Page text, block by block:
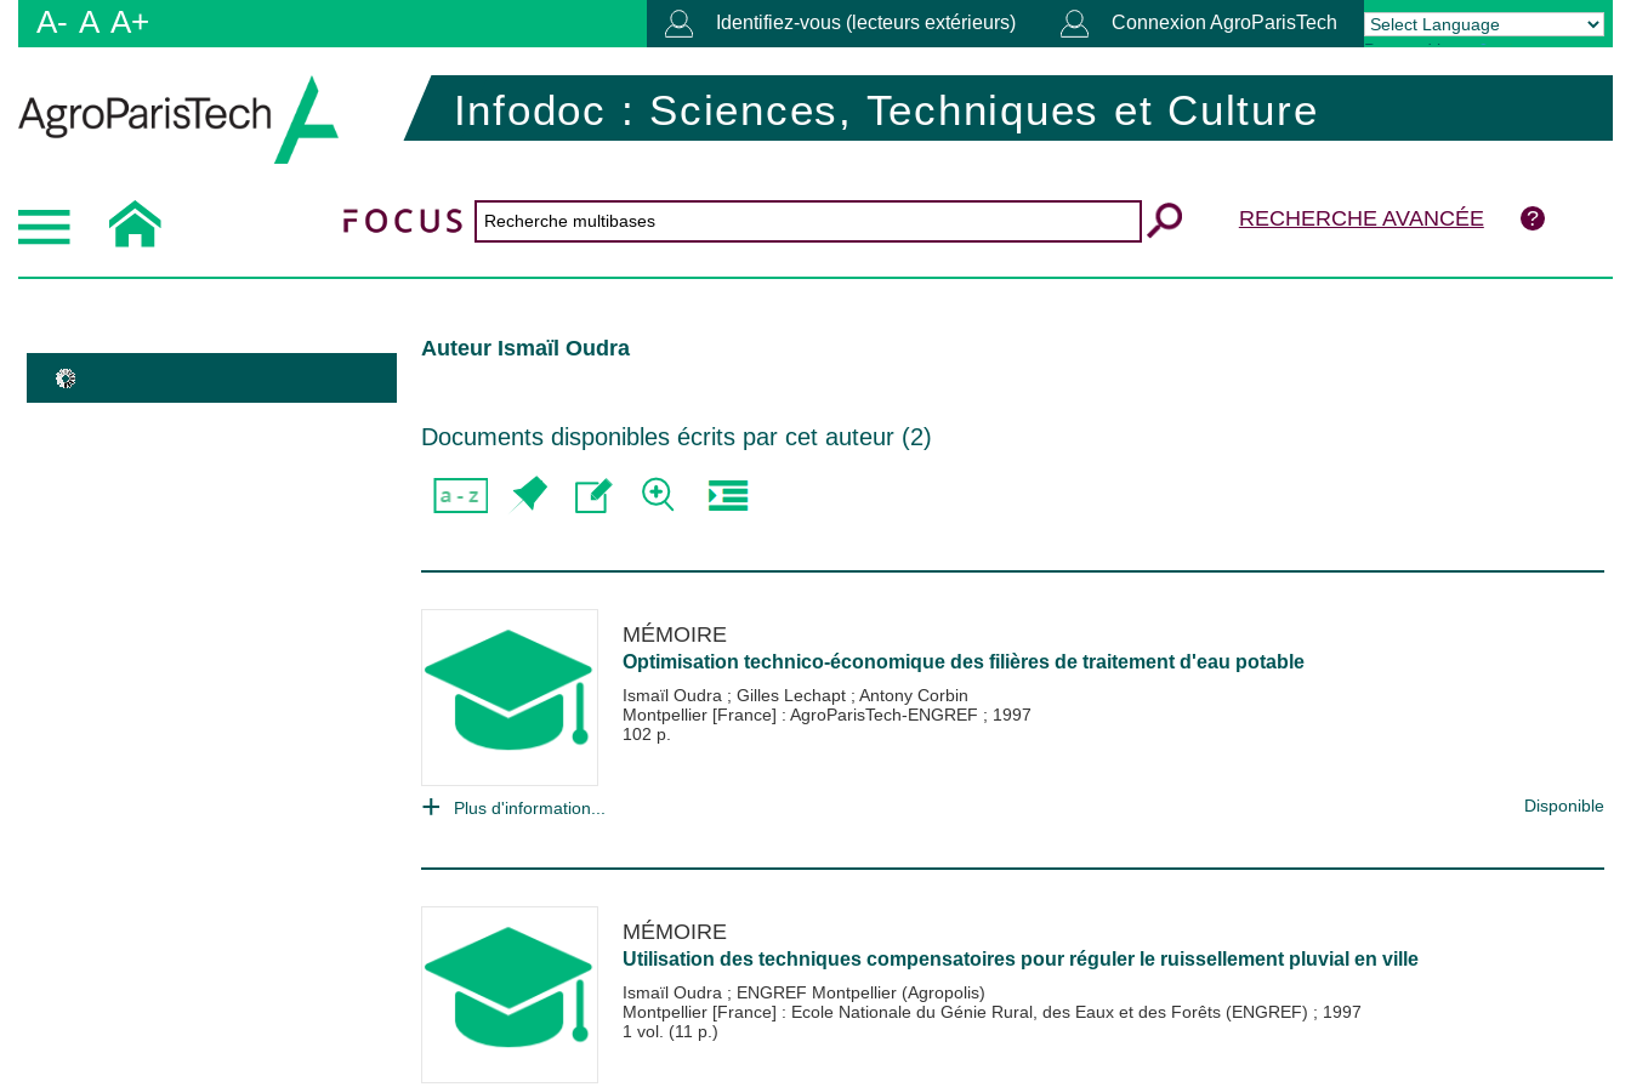
A- A A+ Identifiez-vous (lecteurs extérieurs) Connexion AgroParisTech
Powered by Translate
Infodoc : Sciences, Techniques et Culture
RECHERCHE AVANCÉE
Auteur Ismaïl Oudra
Documents disponibles écrits par cet auteur (2)
MÉMOIRE
Optimisation technico-économique des filières de traitement d'eau potable
Ismaïl Oudra ; Gilles Lechapt ; Antony Corbin
Montpellier [France] : AgroParisTech-ENGREF ; 1997
102 p.
Plus d'information... Disponible
MÉMOIRE
Utilisation des techniques compensatoires pour réguler le ruissellement pluvial en ville
Ismaïl Oudra ; ENGREF Montpellier (Agropolis)
Montpellier [France] : Ecole Nationale du Génie Rural, des Eaux et des Forêts (ENGREF) ; 1997
1 vol. (11 p.)